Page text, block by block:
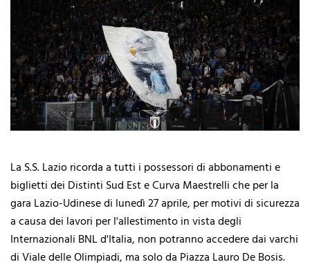
La S.S. Lazio ricorda a tutti i possessori di abbonamenti e
biglietti dei Distinti Sud Est e Curva Maestrelli che per la
gara Lazio-Udinese di lunedì 27 aprile, per motivi di sicurezza
a causa dei lavori per l'allestimento in vista degli
Internazionali BNL d'Italia, non potranno accedere dai varchi
di Viale delle Olimpiadi, ma solo da Piazza Lauro De Bosis.